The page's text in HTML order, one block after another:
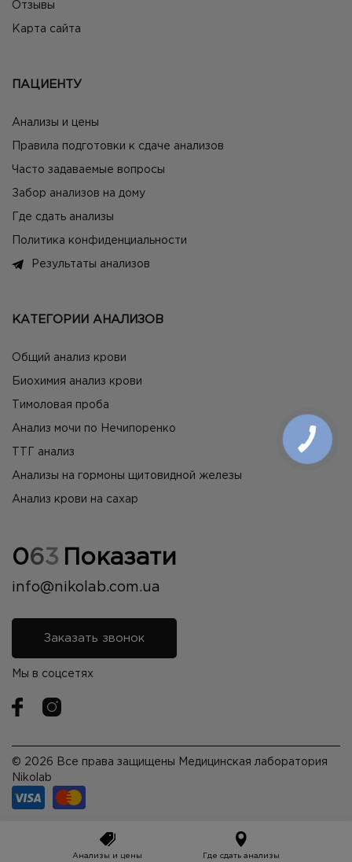
Анализы и цены Где сдать анализы
Отзывы
Карта сайта
ПАЦИЕНТУ
Анализы и цены
Правила подготовки к сдаче анализов
Часто задаваемые вопросы
Забор анализов на дому
Где сдать анализы
Политика конфиденциальности
Результаты анализов
КАТЕГОРИИ АНАЛИЗОВ
Общий анализ крови
Биохимия анализ крови
Тимоловая проба
Анализ мочи по Нечипоренко
ТТГ анализ
Анализы на гормоны щитовидной железы
Анализ крови на сахар
063 Показати
info@nikolab.com.ua
Заказать звонок
Мы в соцсетях
© 2026 Все права защищены Медицинская лаборатория
Nikolab